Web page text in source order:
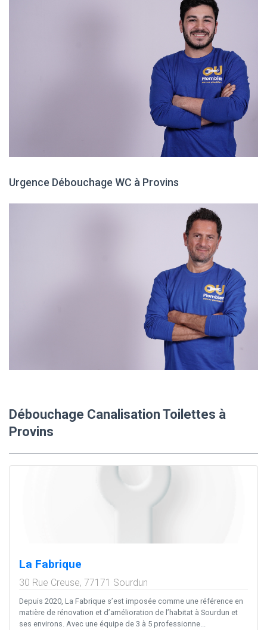
Urgence Débouchage WC à Provins
Débouchage Canalisation Toilettes à
Provins
La Fabrique
30 Rue Creuse, 77171 Sourdun
Depuis 2020, La Fabrique s’est imposée comme une référence en
matière de rénovation et d’amélioration de l’habitat à Sourdun et
ses environs. Avec une équipe de 3 à 5 professionne...